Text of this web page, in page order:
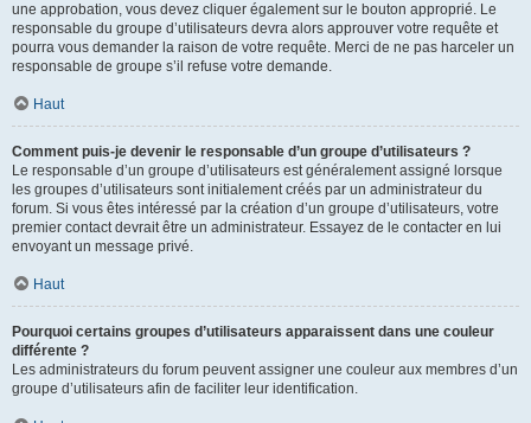
une approbation, vous devez cliquer également sur le bouton approprié. Le
responsable du groupe d’utilisateurs devra alors approuver votre requête et
pourra vous demander la raison de votre requête. Merci de ne pas harceler un
responsable de groupe s’il refuse votre demande.
Haut
Comment puis-je devenir le responsable d’un groupe d’utilisateurs ?
Le responsable d’un groupe d’utilisateurs est généralement assigné lorsque
les groupes d’utilisateurs sont initialement créés par un administrateur du
forum. Si vous êtes intéressé par la création d’un groupe d’utilisateurs, votre
premier contact devrait être un administrateur. Essayez de le contacter en lui
envoyant un message privé.
Haut
Pourquoi certains groupes d’utilisateurs apparaissent dans une couleur
différente ?
Les administrateurs du forum peuvent assigner une couleur aux membres d’un
groupe d’utilisateurs afin de faciliter leur identification.